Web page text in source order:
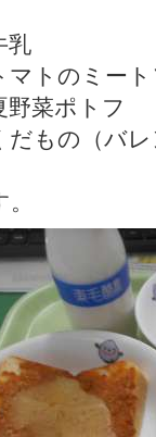
乳
マトのミー
野菜ポトフ
だもの（バ